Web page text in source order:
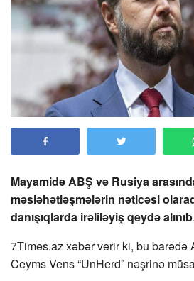
Mayamidə ABŞ və Rusiya
məsləhətləşmələrin nəticəsi
danışıqlarda irəliləyiş qeydə alınıb.
7Times.az xəbər verir ki, bu barədə
Ceyms Vens “UnHerd” nəşrinə